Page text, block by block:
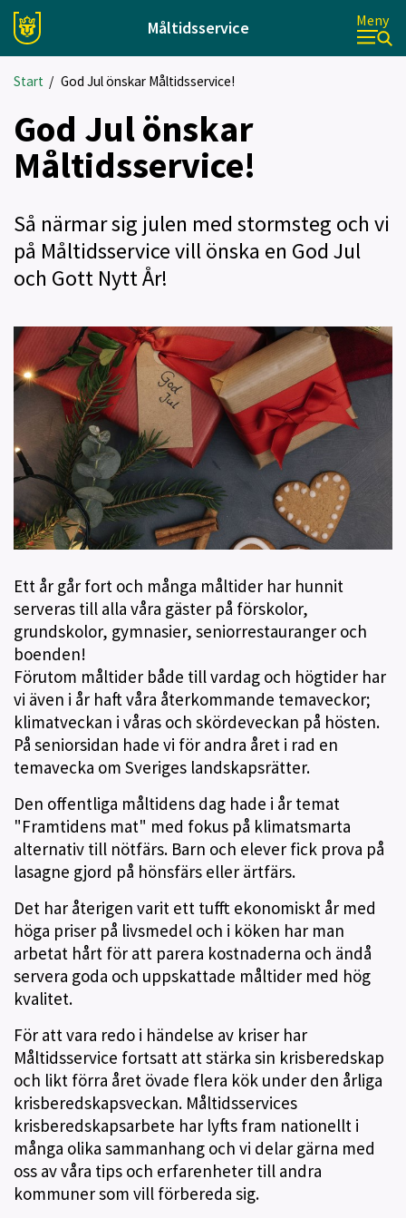
Måltidsservice Meny
Start / God Jul önskar Måltidsservice!
God Jul önskar
Måltidsservice!
Så närmar sig julen med stormsteg och vi
på Måltidsservice vill önska en God Jul
och Gott Nytt År!
Ett år går fort och många måltider har hunnit
serveras till alla våra gäster på förskolor,
grundskolor, gymnasier, seniorrestauranger och
boenden!
Förutom måltider både till vardag och högtider har
vi även i år haft våra återkommande temaveckor;
klimatveckan i våras och skördeveckan på hösten.
På seniorsidan hade vi för andra året i rad en
temavecka om Sveriges landskapsrätter.
Den offentliga måltidens dag hade i år temat
"Framtidens mat" med fokus på klimatsmarta
alternativ till nötfärs. Barn och elever fick prova på
lasagne gjord på hönsfärs eller ärtfärs.
Det har återigen varit ett tufft ekonomiskt år med
höga priser på livsmedel och i köken har man
arbetat hårt för att parera kostnaderna och ändå
servera goda och uppskattade måltider med hög
kvalitet.
För att vara redo i händelse av kriser har
Måltidsservice fortsatt att stärka sin krisberedskap
och likt förra året övade flera kök under den årliga
krisberedskapsveckan. Måltidsservices
krisberedskapsarbete har lyfts fram nationellt i
många olika sammanhang och vi delar gärna med
oss av våra tips och erfarenheter till andra
kommuner som vill förbereda sig.